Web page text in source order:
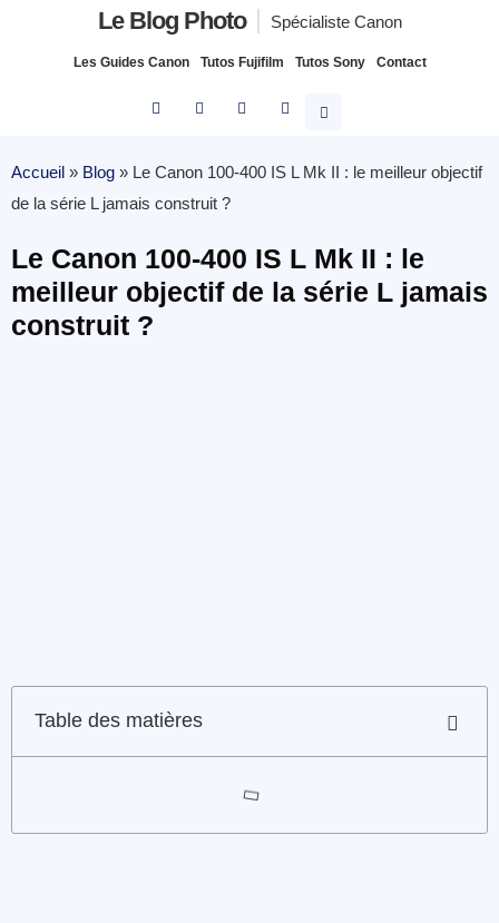
Le Blog Photo Spécialiste Canon
Les Guides Canon Tutos Fujifilm Tutos Sony Contact
Accueil » Blog » Le Canon 100-400 IS L Mk II : le meilleur objectif
de la série L jamais construit ?
Le Canon 100-400 IS L Mk II : le
meilleur objectif de la série L jamais
construit ?
Table des matières